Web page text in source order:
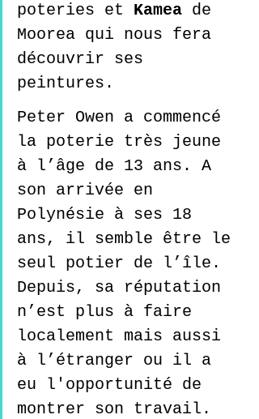
poteries et Kamea de
Moorea qui nous fera
découvrir ses
peintures.
Peter Owen a commencé
la poterie très jeune
à l’âge de 13 ans. A
son arrivée en
Polynésie à ses 18
ans, il semble être le
seul potier de l’île.
Depuis, sa réputation
n’est plus à faire
localement mais aussi
à l’étranger ou il a
eu l'opportunité de
montrer son travail.